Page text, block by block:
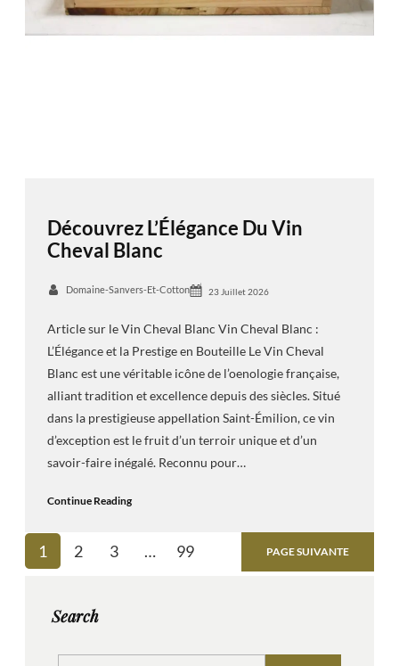
Découvrez L’Élégance Du Vin
Cheval Blanc
Domaine-Sanvers-Et-Cotton 23 Juillet 2026
Article sur le Vin Cheval Blanc Vin Cheval Blanc :
L’Élégance et la Prestige en Bouteille Le Vin Cheval
Blanc est une véritable icône de l’oenologie française,
alliant tradition et excellence depuis des siècles. Situé
dans la prestigieuse appellation Saint-Émilion, ce vin
d’exception est le fruit d’un terroir unique et d’un
savoir-faire inégalé. Reconnu pour…
Continue Reading
1 2 3 … 99 PAGE SUIVANTE
Search